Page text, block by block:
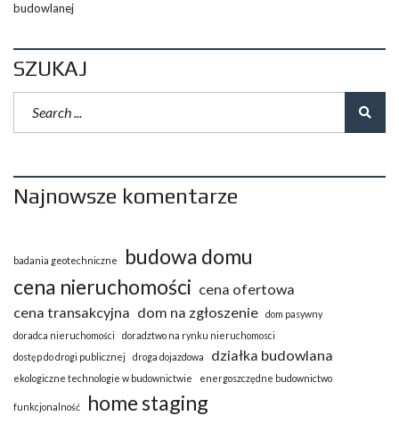
budowlanej
SZUKAJ
Najnowsze komentarze
badania geotechniczne
budowa domu
cena nieruchomości cena ofertowa
cena transakcyjna dom na zgłoszenie
dom pasywny
doradca nieruchomości
doradztwo na rynku nieruchomosci
dostęp do drogi publicznej
droga dojazdowa działka budowlana
ekologiczne technologie w budownictwie energoszczędne budownictwo
funkcjonalność
home staging